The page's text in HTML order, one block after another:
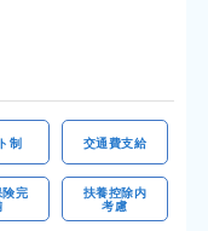
制 交通費支給
険完
扶養控除内
考慮